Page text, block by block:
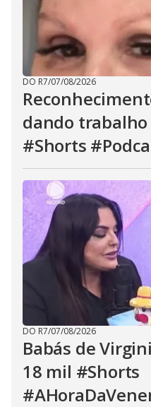
DO R7/07/08/2026
dando
#Shorts
DO R7/07/08/2026
Babás de
18 mil #Shorts